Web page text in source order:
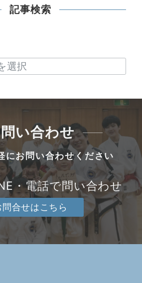
記事検索
い合わせ
にお問い合わせください
・電話で問い合わせ
問合せはこちら